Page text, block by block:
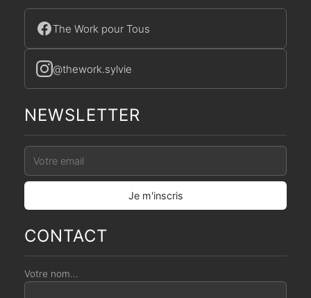
The Work pour Tous
@thework.sylvie
NEWSLETTER
CONTACT
Votre nom...